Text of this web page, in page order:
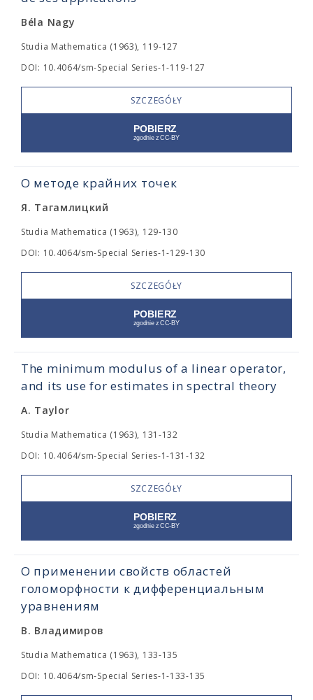
Béla Nagy
Studia Mathematica (1963), 119-127
DOI: 10.4064/sm-Special Series-1-119-127
SZCZEGÓŁY
О методе крайних точек
Я. Тагамлицкий
Studia Mathematica (1963), 129-130
DOI: 10.4064/sm-Special Series-1-129-130
SZCZEGÓŁY
The minimum modulus of a linear operator,
and its use for estimates in spectral theory
A. Taylor
Studia Mathematica (1963), 131-132
DOI: 10.4064/sm-Special Series-1-131-132
SZCZEGÓŁY
О применении свойств областей
голоморфности к дифференциальным
уравнениям
В. Владимиров
Studia Mathematica (1963), 133-135
DOI: 10.4064/sm-Special Series-1-133-135